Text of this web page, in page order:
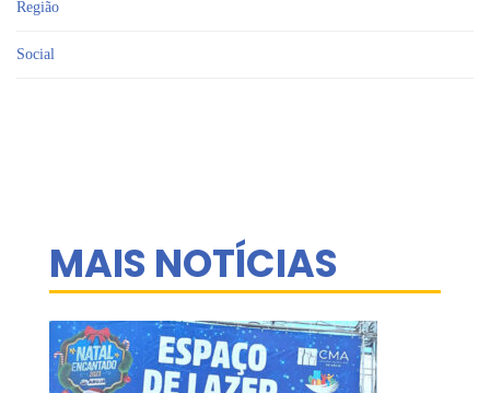
Região
Social
MAIS NOTÍCIAS